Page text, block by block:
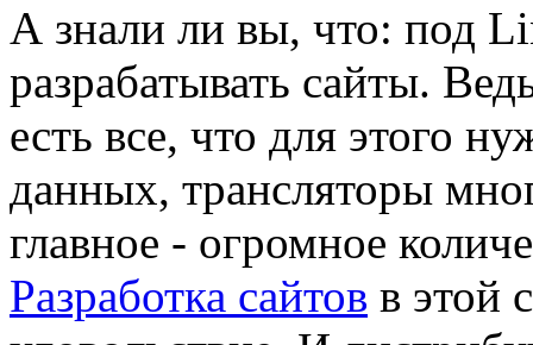
А знали ли вы, что: под
разрабатывать сайты.
есть все, что для этого
данных, трансляторы
главное - огромное
Разработка сайтов в этой